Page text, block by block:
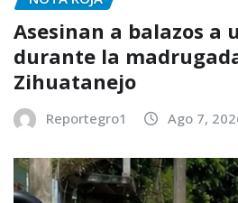
Asesinan a balazos a
durante la
Zihuatanejo
Reportegro1 Ago 7,